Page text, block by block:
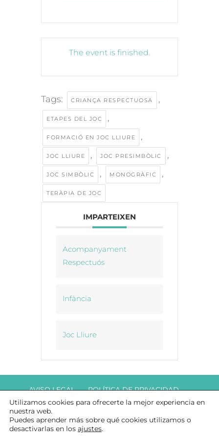
The event is finished.
Tags: CRIANÇA RESPECTUOSA ,
ETAPES DEL JOC ,
FORMACIÓ EN JOC LLIURE ,
JOC LLIURE , JOC PRESIMBÒLIC ,
JOC SIMBÒLIC , MONOGRÀFIC ,
TERÀPIA DE JOC
IMPARTEIXEN
Acompanyament
Respectuós
Infància
Joc Lliure
AVISO LEGAL
POLÍTICA DE PRIVACIDAD
COOKIES
© COPYRIGHT DAMARA ACOMPANYAMENT TERAPÈUTIC A
Utilizamos cookies para ofrecerte la mejor experiencia en
nuestra web.
Puedes aprender más sobre qué cookies utilizamos o
desactivarlas en los ajustes.